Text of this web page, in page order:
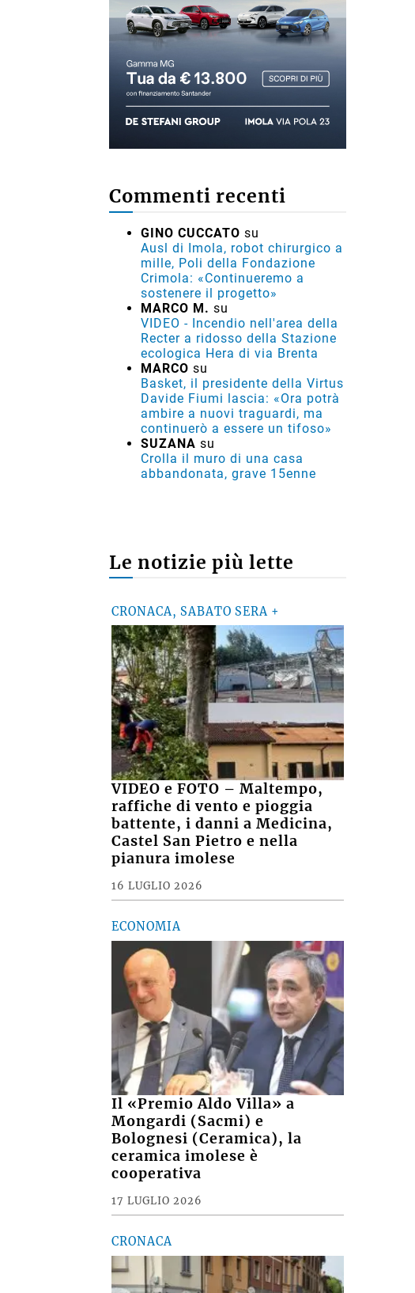
Commenti recenti
GINO CUCCATO su
Ausl di Imola, robot chirurgico a
mille, Poli della Fondazione
Crimola: «Continueremo a
sostenere il progetto»
MARCO M. su
VIDEO - Incendio nell'area della
Recter a ridosso della Stazione
ecologica Hera di via Brenta
MARCO su
Basket, il presidente della Virtus
Davide Fiumi lascia: «Ora potrà
ambire a nuovi traguardi, ma
continuerò a essere un tifoso»
SUZANA su
Crolla il muro di una casa
abbandonata, grave 15enne
Le notizie più lette
CRONACA, SABATO SERA +
VIDEO e FOTO – Maltempo,
raffiche di vento e pioggia
battente, i danni a Medicina,
Castel San Pietro e nella
pianura imolese
16 LUGLIO 2026
ECONOMIA
Il «Premio Aldo Villa» a
Mongardi (Sacmi) e
Bolognesi (Ceramica), la
ceramica imolese è
cooperativa
17 LUGLIO 2026
CRONACA